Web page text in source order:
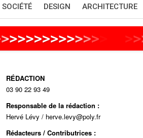
SOCIÉTÉ DESIGN ARCHITECTURE
>>>>>>>>>>>> >>>
RÉDACTION
03 90 22 93 49
Responsable de la rédaction :
Hervé Lévy / herve.levy@poly.fr
Rédacteurs / Contributrices :